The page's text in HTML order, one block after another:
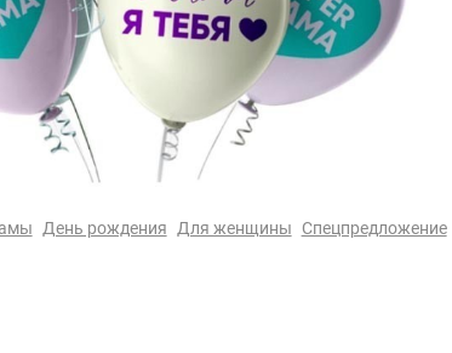
День рождения Для женщины Спецпредложение